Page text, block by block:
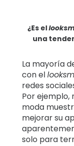
¿Es el
una
La mayoría
con el
redes
Por ejemplo,
moda
mejorar su
solo para